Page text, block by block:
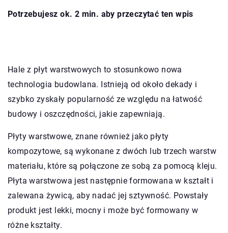
Potrzebujesz ok. 2 min. aby przeczytać ten wpis
Hale z płyt warstwowych to stosunkowo nowa
technologia budowlana. Istnieją od około dekady i
szybko zyskały popularność ze względu na łatwość
budowy i oszczędności, jakie zapewniają.
Płyty warstwowe, znane również jako płyty
kompozytowe, są wykonane z dwóch lub trzech warstw
materiału, które są połączone ze sobą za pomocą kleju.
Płyta warstwowa jest następnie formowana w kształt i
zalewana żywicą, aby nadać jej sztywność. Powstały
produkt jest lekki, mocny i może być formowany w
różne kształty.